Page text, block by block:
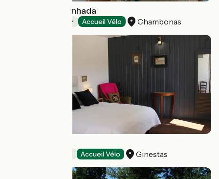
Camping Castanhada
Accueil Vélo Chambonas
Accueil Vélo Ginestas